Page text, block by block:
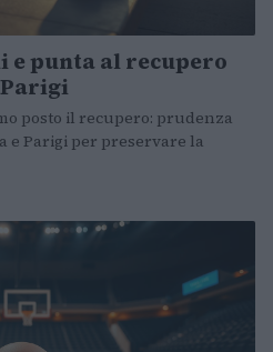
e punta al recupero
posto il recupero: prudenza
e Parigi per preservare la